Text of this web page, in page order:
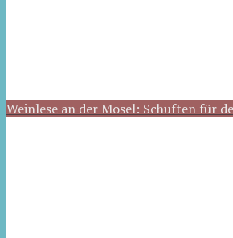
Weinlese an der Mosel: Schuften für